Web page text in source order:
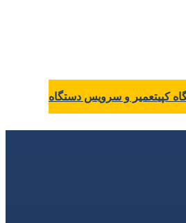
کپیتعمیر و سرویس دستگاه